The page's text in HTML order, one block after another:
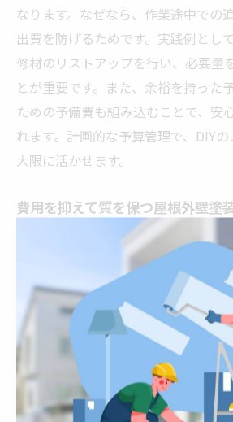
なります。なぜなら、作業途中での
出費を防げるためです。実践例とし
修材のリストアップを行い、必要量
とが重要です。また、余裕を持った
ための予備費も組み込むことで、安
れます。計画的な予算管理で、DIY
大限に活かせます。
費用を抑えて質を保つ屋根外壁塗
費用を抑えつつ質を保つには、準備
す。理由は、効率的な作業が材料費
るからです。例えば、塗装前に天候
避けて作業することで失敗ややり直
た、カラーシミュレーションを活用
行うことで、納得感のある仕上がり
れらの工夫を積み重ねることで、DIY
壁塗装が可能となります。